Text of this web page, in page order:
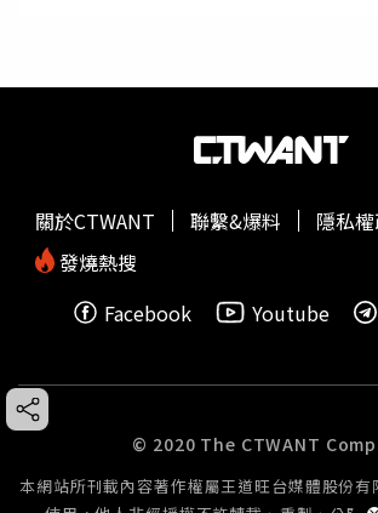
關於CTWANT 聯繫&爆料
隱私
發燒熱搜
Facebook
Youtube
© 2020 The CTWANT
本網站所刊載內容著作權屬王道旺台媒體股份